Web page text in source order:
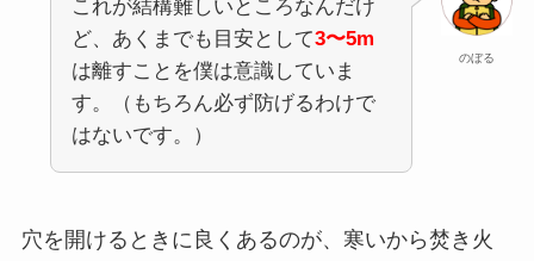
のぼる
これが結構難しいところなんだけ
ど、あくまでも目安として3〜5m
は離すことを僕は意識していま
す。（もちろん必ず防げるわけで
はないです。）
穴を開けるときに良くあるのが、寒いから焚き火